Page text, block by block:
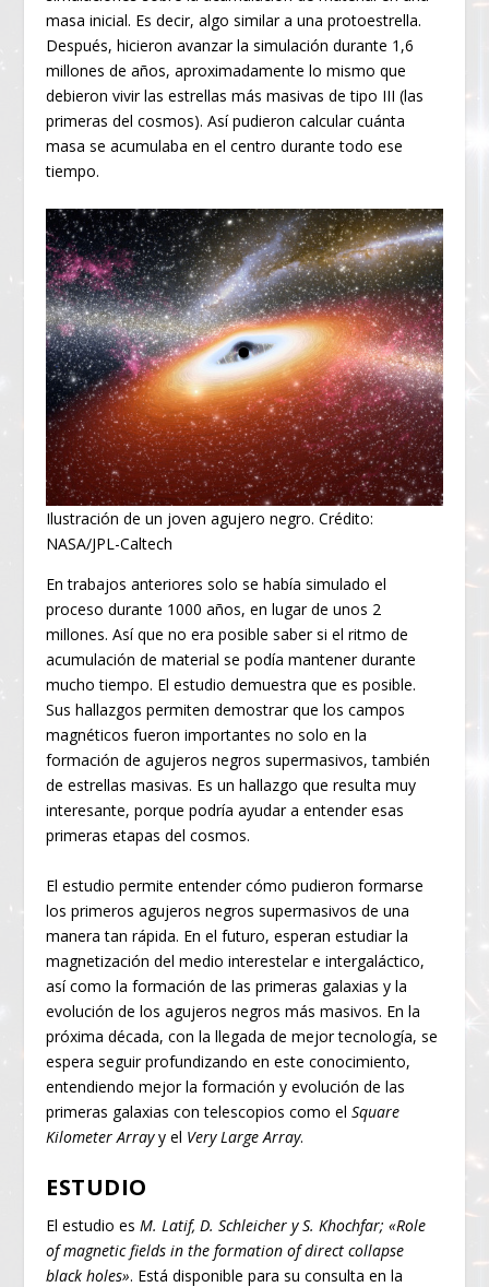
masa inicial. Es decir, algo similar a una protoestrella.
Después, hicieron avanzar la simulación durante 1,6
millones de años, aproximadamente lo mismo que
debieron vivir las estrellas más masivas de tipo III (las
primeras del cosmos). Así pudieron calcular cuánta
masa se acumulaba en el centro durante todo ese
tiempo.
Ilustración de un joven agujero negro. Crédito:
NASA/JPL-Caltech
En trabajos anteriores solo se había simulado el
proceso durante 1000 años, en lugar de unos 2
millones. Así que no era posible saber si el ritmo de
acumulación de material se podía mantener durante
mucho tiempo. El estudio demuestra que es posible.
Sus hallazgos permiten demostrar que los campos
magnéticos fueron importantes no solo en la
formación de agujeros negros supermasivos, también
de estrellas masivas. Es un hallazgo que resulta muy
interesante, porque podría ayudar a entender esas
primeras etapas del cosmos.
El estudio permite entender cómo pudieron formarse
los primeros agujeros negros supermasivos de una
manera tan rápida. En el futuro, esperan estudiar la
magnetización del medio interestelar e intergaláctico,
así como la formación de las primeras galaxias y la
evolución de los agujeros negros más masivos. En la
próxima década, con la llegada de mejor tecnología, se
espera seguir profundizando en este conocimiento,
entendiendo mejor la formación y evolución de las
primeras galaxias con telescopios como elSquare
Kilometer Arrayy el Very Large Array.
ESTUDIO
El estudio esM. Latif, D. Schleicher y S. Khochfar; «Role
of magnetic fields in the formation of direct collapse
black holes». Está disponible para su consulta en la